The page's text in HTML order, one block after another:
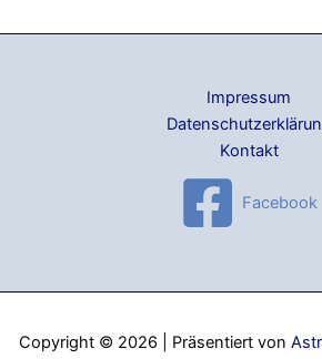
Impressum
Kontakt
Facebook
Copyright © 2026 | Präsentiert von